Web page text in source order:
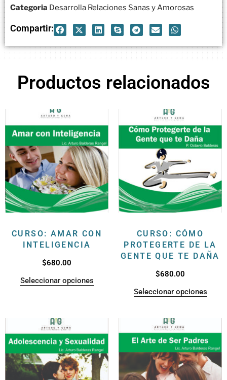
Categoria Desarrolla Relaciones Sanas y Amorosas
Compartir:
Productos relacionados
CURSO: AMAR CON
INTELIGENCIA
$680.00
Seleccionar opciones
CURSO: CÓMO
PROTEGERTE DE LA
GENTE QUE TE DAÑA
$680.00
Seleccionar opciones